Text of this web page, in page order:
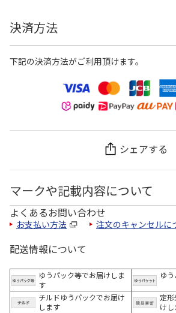
決済方法
下記の決済方法がご利用頂けます。
シェアする
マークや記載内容について
よくあるお問い合わせ
お支払い方法 注文のキャンセルに
配送情報について
ゆうパック等でお届けしま
す
ゆ
チルドゆうパックでお届け
します
定
け